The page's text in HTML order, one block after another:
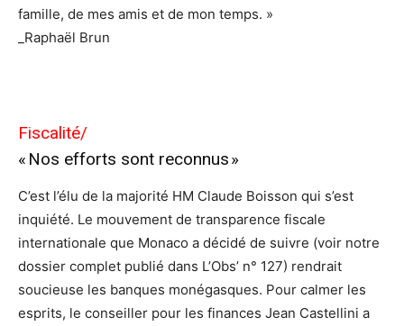
famille, de mes amis et de mon temps. »
_Raphaël Brun
Fiscalité/
« Nos efforts sont reconnus »
C’est l’élu de la majorité HM Claude Boisson qui s’est
inquiété. Le mouvement de transparence fiscale
internationale que Monaco a décidé de suivre (voir notre
dossier complet publié dans L’Obs’ n° 127) rendrait
soucieuse les banques monégasques. Pour calmer les
esprits, le conseiller pour les finances Jean Castellini a